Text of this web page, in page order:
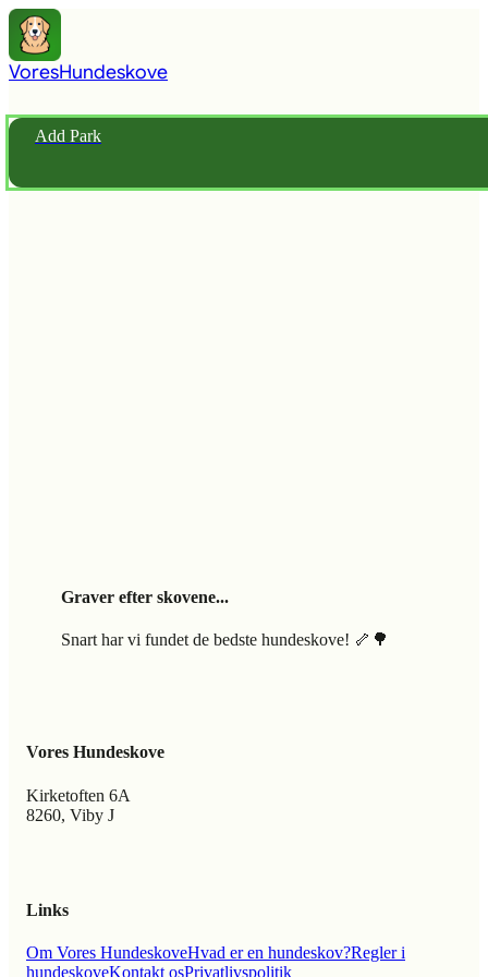
VoresHundeskove
Add Park
Graver efter skovene...
Snart har vi fundet de bedste hundeskove! 🦴🌳
Vores Hundeskove
Kirketoften 6A
8260, Viby J
Links
Om Vores HundeskoveHvad er en hundeskov?Regler i
hundeskoveKontakt osPrivatlivspolitik